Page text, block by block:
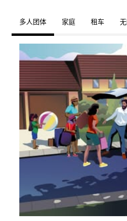
多人团体 家庭 租车